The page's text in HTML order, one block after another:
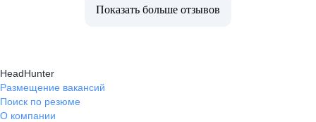
Показать больше отзывов
HeadHunter
Размещение вакансий
Поиск по резюме
О компании